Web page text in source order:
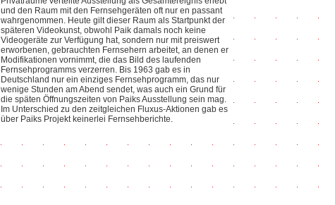
und den Raum mit den Fernsehgeräten oft nur en passant
wahrgenommen. Heute gilt dieser Raum als Startpunkt der
späteren Videokunst, obwohl Paik damals noch keine
Videogeräte zur Verfügung hat, sondern nur mit preiswert
erworbenen, gebrauchten Fernsehern arbeitet, an denen er
Modifikationen vornimmt, die das Bild des laufenden
Fernsehprogramms verzerren. Bis 1963 gab es in
Deutschland nur ein einziges Fernsehprogramm, das nur
wenige Stunden am Abend sendet, was auch ein Grund für
die späten Öffnungszeiten von Paiks Ausstellung sein mag.
Im Unterschied zu den zeitgleichen Fluxus-Aktionen gab es
über Paiks Projekt keinerlei Fernsehberichte.